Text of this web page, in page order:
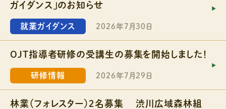
就業ガイダンス
ガイダンス」のお知らせ
2026年7月30日
研修情報
OJT指導者研修の受講生の募集を開始しました！
2026年7月29日
林業（フォレスター）２名募集 渋川広域森林組